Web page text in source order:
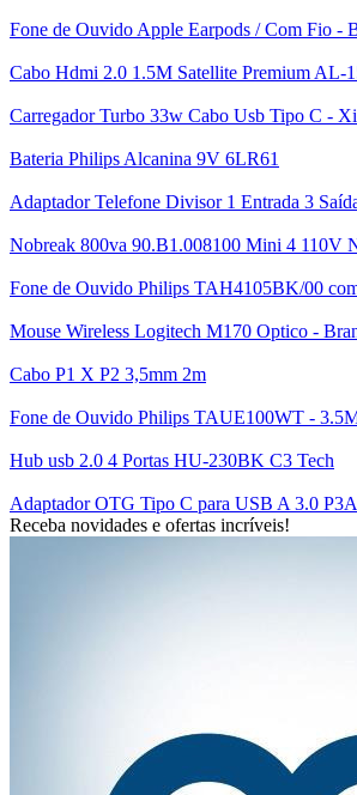
Fone de Ouvido Apple Earpods / Com Fio
Cabo Hdmi 2.0 1.5M Satellite Premium AL-
Carregador Turbo 33w Cabo Usb Tipo C -
Bateria Philips Alcanina 9V 6LR61
Adaptador Telefone Divisor 1 Entrada 3
Nobreak 800va 90.B1.008100 Mini 4 110V
Fone de Ouvido Philips TAH4105BK/00
Mouse Wireless Logitech M170 Optico -
Cabo P1 X P2 3,5mm 2m
Fone de Ouvido Philips TAUE100WT -
Hub usb 2.0 4 Portas HU-230BK C3 Tech
Adaptador OTG Tipo C para USB A 3.0
Receba novidades e ofertas incríveis!